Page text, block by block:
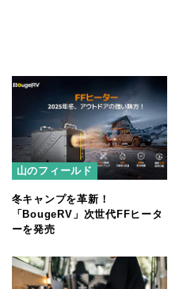
山のフィールド
冬キャンプを革新！
「BougeRV」次世代FFヒータ
ーを発売